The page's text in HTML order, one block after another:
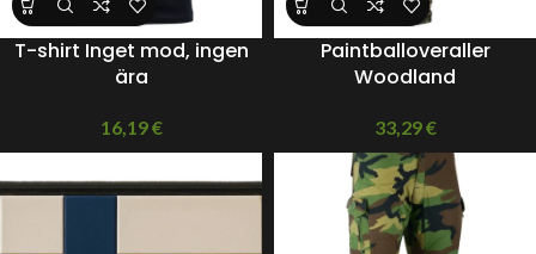
T-shirt Inget mod, ingen
ära
16,19€
Paintballoveraller
Woodland
33,29€